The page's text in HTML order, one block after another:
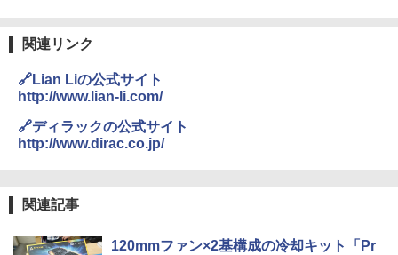
関連リンク
🔗Lian Liの公式サイト
http://www.lian-li.com/
🔗ディラックの公式サイト
http://www.dirac.co.jp/
関連記事
120mmファン×2基構成の冷却キット「Pr